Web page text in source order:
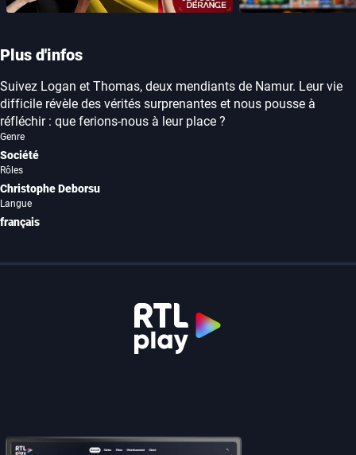
Plus d'infos
Suivez Logan et Thomas, deux mendiants de Namur. Leur vie
difficile révèle des vérités surprenantes et nous pousse à
réfléchir : que ferions-nous à leur place ?
Genre
Société
Rôles
Christophe Deborsu
Langue
français